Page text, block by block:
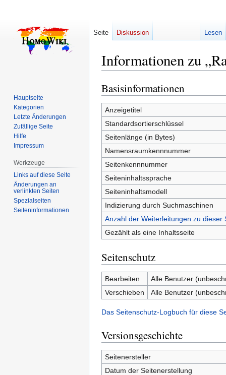
Informationen zu
Zur
Navigation
springen
Zur
Suche
springen
Basisinformationen
Anzeigetitel
Standardsortierschlüssel
Seitenlänge (in Bytes)
Namensraumkennnummer
Seitenkennnummer
Seiteninhaltssprache
Seiteninhaltsmodell
Indizierung durch Suchmaschinen
Anzahl der Weiterleitungen zu dieser
Gezählt als eine Inhaltsseite
Seitenschutz
Bearbeiten
Alle Benutzer
Verschieben
Alle Benutzer
Das Seitenschutz-Logbuch für diese
Versionsgeschichte
Seitenersteller
Datum der Seitenerstellung
Seite Diskussion Lesen
Hauptseite
Kategorien
Letzte Änderungen
Zufällige Seite
Hilfe
Impressum
Werkzeuge
Links auf diese Seite
Änderungen an
verlinkten Seiten
Spezialseiten
Seiten­­informationen